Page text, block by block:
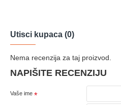
Utisci kupaca (0)
Nema recenzija za taj proizvod.
NAPIŠITE RECENZIJU
Vaše ime